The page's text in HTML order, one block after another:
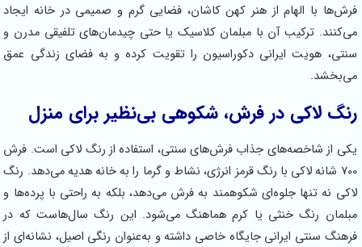
با الهام از هنر کهن کاشان، فضایی گرم و صمیمی در خانه ایجاد
ترکیب آن با مبلمان کلاسیک یا حتی چیدمان‌های تلفیقی مدرن و
هویت ایرانی دکوراسیون را تقویت کرده و به فضای زندگی عمق
لاکی در فرش، شکوهی بی‌نظیر برای منزل
از شاخصه‌های جذاب فرش‌های سنتی، استفاده از رنگ لاکی است. فرش
700 شانه لاکی با رنگ قرمز انرژی، نشاط و گرما را به خانه هدیه می‌دهد. رنگ
نه تنها جلوه‌ای شکوهمند به فرش می‌دهد، بلکه به راحتی با پرده‌ها و
رنگ خنثی یا کرم هماهنگ می‌شود. این رنگ سال‌هاست که در
سنتی ایرانی جایگاه خاصی داشته و به‌عنوان رنگی اصیل، نشانه‌ای از